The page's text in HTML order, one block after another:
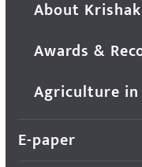
About
Awards &
Agriculture in
E-paper